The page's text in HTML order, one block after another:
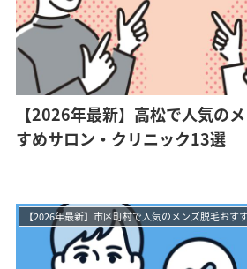
【2026年最新】高松で人気の
すめサロン・クリニック13選